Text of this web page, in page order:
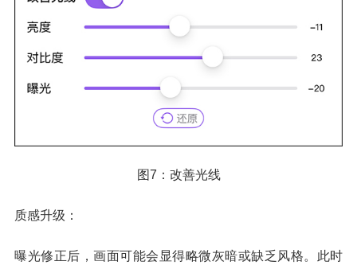
图7：改善光线
质感升级：
曝光修正后，画面可能会显得略微灰暗或缺乏风格。此时